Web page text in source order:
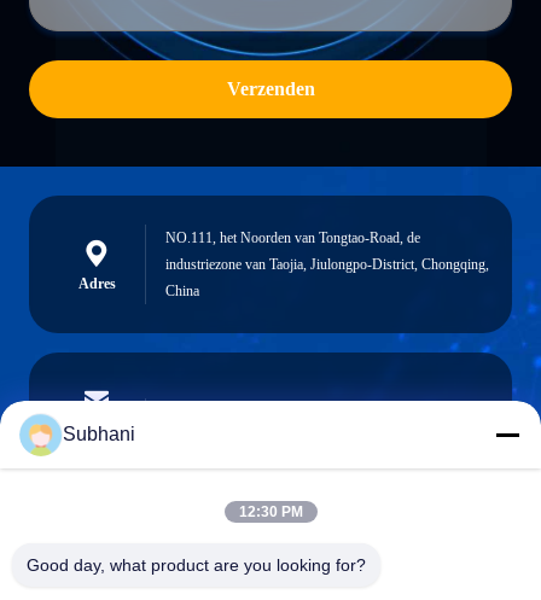
Verzenden
Adres
NO.111, het Noorden van Tongtao-Road, de
industriezone van Taojia, Jiulongpo-District, Chongqing,
China
E-mail
Telefoon
Subhani
12:30 PM
Good day, what product are you looking for?